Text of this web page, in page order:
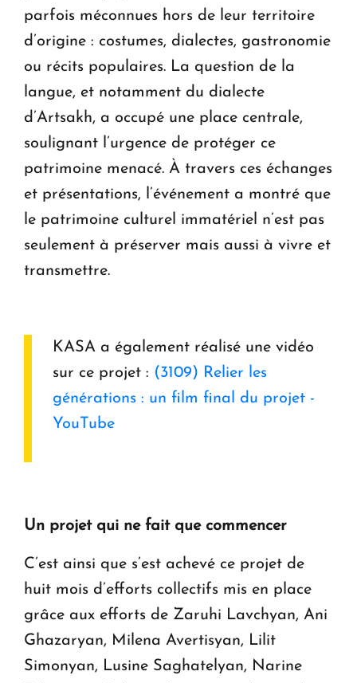
parfois méconnues hors de leur territoire
d’origine : costumes, dialectes, gastronomie
ou récits populaires. La question de la
langue, et notamment du dialecte
d’Artsakh, a occupé une place centrale,
soulignant l’urgence de protéger ce
patrimoine menacé. À travers ces échanges
et présentations, l’événement a montré que
le patrimoine culturel immatériel n’est pas
seulement à préserver mais aussi à vivre et
transmettre.
KASA a également réalisé une vidéo
sur ce projet : (3109) Relier les
générations : un film final du projet -
YouTube
Un projet qui ne fait que commencer
C’est ainsi que s’est achevé ce projet de
huit mois d’efforts collectifs mis en place
grâce aux efforts de Zaruhi Lavchyan, Ani
Ghazaryan, Milena Avertisyan, Lilit
Simonyan, Lusine Saghatelyan, Narine